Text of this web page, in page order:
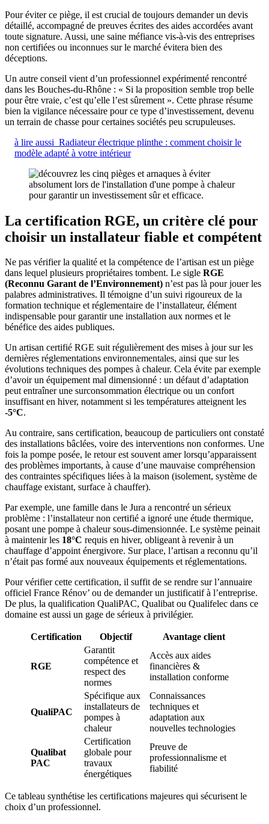
Pour éviter ce piège, il est crucial de toujours demander un devis
détaillé, accompagné de preuves écrites des aides accordées avant
toute signature. Aussi, une saine méfiance vis-à-vis des entreprises
non certifiées ou inconnues sur le marché évitera bien des
déceptions.
Un autre conseil vient d’un professionnel expérimenté rencontré
dans les Bouches-du-Rhône : « Si la proposition semble trop belle
pour être vraie, c’est qu’elle l’est sûrement ». Cette phrase résume
bien la vigilance nécessaire pour ce type d’investissement, devenu
un terrain de chasse pour certaines sociétés peu scrupuleuses.
à lire aussi Radiateur électrique plinthe : comment choisir le
modèle adapté à votre intérieur
La certification RGE, un critère clé pour
choisir un installateur fiable et compétent
Ne pas vérifier la qualité et la compétence de l’artisan est un piège
dans lequel plusieurs propriétaires tombent. Le sigle RGE
(Reconnu Garant de l’Environnement) n’est pas là pour jouer les
palabres administratives. Il témoigne d’un suivi rigoureux de la
formation technique et réglementaire de l’installateur, élément
indispensable pour garantir une installation aux normes et le
bénéfice des aides publiques.
Un artisan certifié RGE suit régulièrement des mises à jour sur les
dernières réglementations environnementales, ainsi que sur les
évolutions techniques des pompes à chaleur. Cela évite par exemple
d’avoir un équipement mal dimensionné : un défaut d’adaptation
peut entraîner une surconsommation électrique ou un confort
insuffisant en hiver, notamment si les températures atteignent les
-5°C.
Au contraire, sans certification, beaucoup de particuliers ont constaté
des installations bâclées, voire des interventions non conformes. Une
fois la pompe posée, le retour est souvent amer lorsqu’apparaissent
des problèmes importants, à cause d’une mauvaise compréhension
des contraintes spécifiques liées à la maison (isolement, système de
chauffage existant, surface à chauffer).
Par exemple, une famille dans le Jura a rencontré un sérieux
problème : l’installateur non certifié a ignoré une étude thermique,
posant une pompe à chaleur sous-dimensionnée. Le système peinait
à maintenir les 18°C requis en hiver, obligeant à revenir à un
chauffage d’appoint énergivore. Sur place, l’artisan a reconnu qu’il
n’était pas formé aux nouveaux équipements et réglementations.
Pour vérifier cette certification, il suffit de se rendre sur l’annuaire
officiel France Rénov’ ou de demander un justificatif à l’entreprise.
De plus, la qualification QualiPAC, Qualibat ou Qualifelec dans ce
domaine est aussi un gage de sérieux à privilégier.
Certification Objectif Avantage client
RGE
Garantit
compétence et
respect des
normes
Accès aux aides
financières &
installation conforme
QualiPAC
Spécifique aux
installateurs de
pompes à
chaleur
Connaissances
techniques et
adaptation aux
nouvelles technologies
Qualibat
PAC
Certification
globale pour
travaux
énergétiques
Preuve de
professionnalisme et
fiabilité
Ce tableau synthétise les certifications majeures qui sécurisent le
choix d’un professionnel.